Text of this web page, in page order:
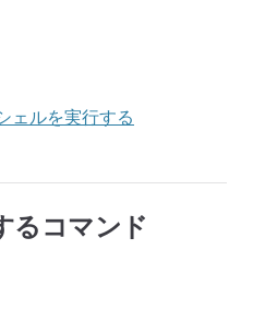
ェルを実行する
るコマンド